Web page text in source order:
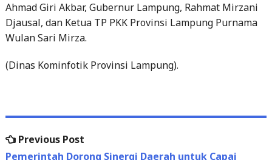
Ahmad Giri Akbar, Gubernur Lampung, Rahmat Mirzani
Djausal, dan Ketua TP PKK Provinsi Lampung Purnama
Wulan Sari Mirza.
(Dinas Kominfotik Provinsi Lampung).
Post
Previous Post
post:
Pemerintah Dorong Sinergi Daerah untuk Capai